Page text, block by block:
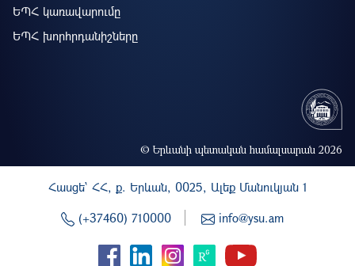
ԵՊՀ կառավարումը
ԵՊՀ խորհրդանիշները
© Երևանի պետական համալսարան 2026
Հասցե` ՀՀ, ք. Երևան, 0025, Ալեք Մանուկյան 1
(+37460) 710000
info@ysu.am